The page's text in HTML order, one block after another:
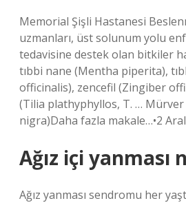
Memorial Şişli Hastanesi
uzmanları, üst solunum yolu
tedavisine destek olan bitkiler
tıbbi nane (Mentha piperita),
officinalis), zencefil (Zingiber
(Tilia plathyphyllos, T. … Mürver
nigra)Daha fazla makale…•2
Ağız içi yanması
Ağız yanması sendromu her